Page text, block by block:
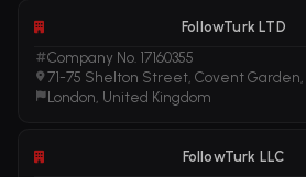
FollowTurk LTD
Company No. 17160355
71-75 Shelton Street, Covent Garden,
London, United Kingdom
FollowTurk LLC